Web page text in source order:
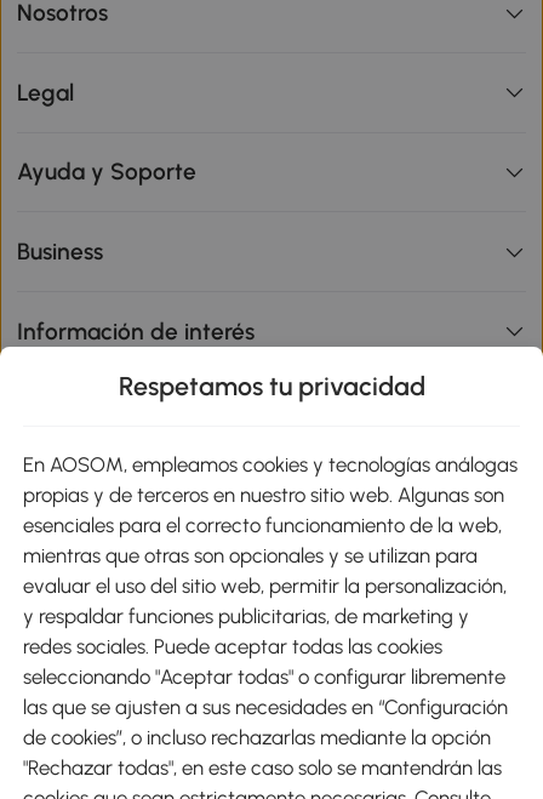
Nosotros
Legal
Ayuda y Soporte
Business
Información de interés
Métodos de Pago
Envíos
Descargar Aosom App
Respetamos tu privacidad
En AOSOM, empleamos cookies y tecnologías análogas
propias y de terceros en nuestro sitio web. Algunas son
esenciales para el correcto funcionamiento de la web,
mientras que otras son opcionales y se utilizan para
evaluar el uso del sitio web, permitir la personalización,
y respaldar funciones publicitarias, de marketing y
redes sociales. Puede aceptar todas las cookies
seleccionando "Aceptar todas" o configurar libremente
las que se ajusten a sus necesidades en “Configuración
de cookies”, o incluso rechazarlas mediante la opción
"Rechazar todas", en este caso solo se mantendrán las